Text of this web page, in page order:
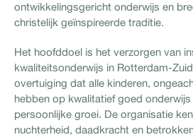
ontwikkelingsgericht onderwijs en
christelijk geïnspireerde traditie.
Het hoofddoel is het verzorgen van
kwaliteitsonderwijs in Rotterdam-
overtuiging dat alle kinderen,
hebben op kwalitatief goed
persoonlijke groei. De organisatie
nuchterheid, daadkracht en